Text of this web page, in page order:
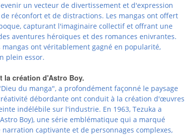
un vecteur de divertissement et d'expression
réconfort et de distractions. Les mangas ont offert
capturant l'imaginaire collectif et offrant une
aventures héroïques et des romances enivrantes.
ont véritablement gagné en popularité,
plein essor.
la création d'Astro Boy.
du manga", a profondément façonné le paysage
débordante ont conduit à la création d'œuvres
indélébile sur l'industrie. En 1963, Tezuka a
Boy), une série emblématique qui a marqué
captivante et de personnages complexes,